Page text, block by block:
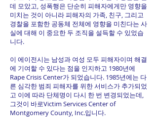
데 모았고, 성폭행은 단순히 피해자에게만 영향을
미치는 것이 아니라 피해자의 가족, 친구, 그리고
경찰을 포함한 공동체 전체에 영향을 미친다는 사
실에 대해 이 중요한 두 조직을 설득할 수 있었습
니다.
이 에이전시는 남성과 여성 모두 피해자이며 해결
에 기여할 수 있다는 점을 인지하고 1980년에
Rape Crisis Center가 되었습니다. 1985년에는 다
른 심각한 범죄 피해자를 위한 서비스가 추가되었
고 이에 따라 단체명이 다시 한 번 변경되었는데,
그것이 바로Victim Services Center of
Montgomery County, Inc.입니다.